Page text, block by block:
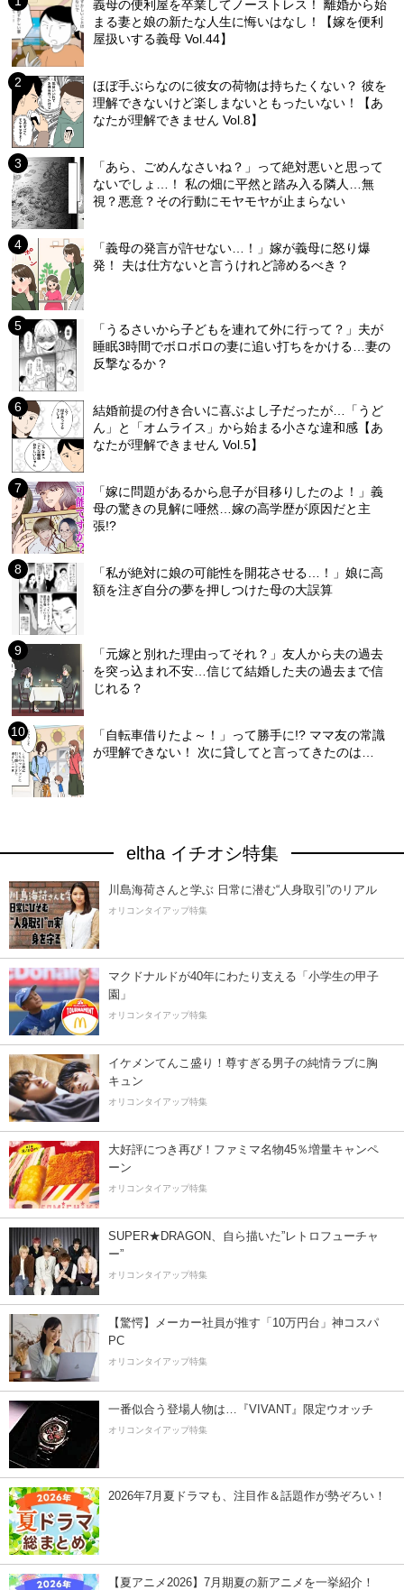
義母の便利屋を卒業してノーストレス！ 離婚から始
まる妻と娘の新たな人生に悔いはなし！【嫁を便利
屋扱いする義母 Vol.44】
ほぼ手ぶらなのに彼女の荷物は持ちたくない？ 彼を
理解できないけど楽しまないともったいない！【あ
なたが理解できません Vol.8】
「あら、ごめんなさいね？」って絶対悪いと思って
ないでしょ…！ 私の畑に平然と踏み入る隣人…無
視？悪意？その行動にモヤモヤが止まらない
「義母の発言が許せない…！」嫁が義母に怒り爆
発！ 夫は仕方ないと言うけれど諦めるべき？
「うるさいから子どもを連れて外に行って？」夫が
睡眠3時間でボロボロの妻に追い打ちをかける…妻の
反撃なるか？
結婚前提の付き合いに喜ぶよし子だったが…「うど
ん」と「オムライス」から始まる小さな違和感【あ
なたが理解できません Vol.5】
「嫁に問題があるから息子が目移りしたのよ！」義
母の驚きの見解に唖然…嫁の高学歴が原因だと主
張!?
「私が絶対に娘の可能性を開花させる…！」娘に高
額を注ぎ自分の夢を押しつけた母の大誤算
「元嫁と別れた理由ってそれ？」友人から夫の過去
を突っ込まれ不安…信じて結婚した夫の過去まで信
じれる？
「自転車借りたよ～！」って勝手に!? ママ友の常識
が理解できない！ 次に貸してと言ってきたのは…
eltha イチオシ特集
川島海荷さんと学ぶ 日常に潜む“人身取引”のリアル
オリコンタイアップ特集
マクドナルドが40年にわたり支える「小学生の甲子
園」
オリコンタイアップ特集
イケメンてんこ盛り！尊すぎる男子の純情ラブに胸
キュン
オリコンタイアップ特集
大好評につき再び！ファミマ名物45％増量キャンペ
ーン
オリコンタイアップ特集
SUPER★DRAGON、自ら描いた”レトロフューチャ
ー”
オリコンタイアップ特集
【驚愕】メーカー社員が推す「10万円台」神コスパ
PC
オリコンタイアップ特集
一番似合う登場人物は…『VIVANT』限定ウオッチ
オリコンタイアップ特集
2026年7月夏ドラマも、注目作＆話題作が勢ぞろい！
【夏アニメ2026】7月期夏の新アニメを一挙紹介！